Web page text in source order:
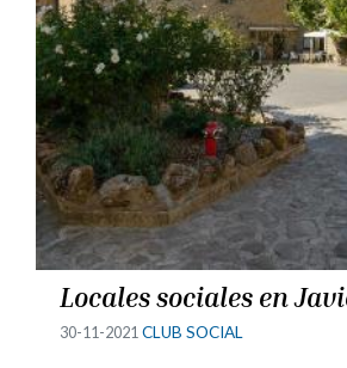
Locales sociales en
30-11-2021 CLUB SOCIAL